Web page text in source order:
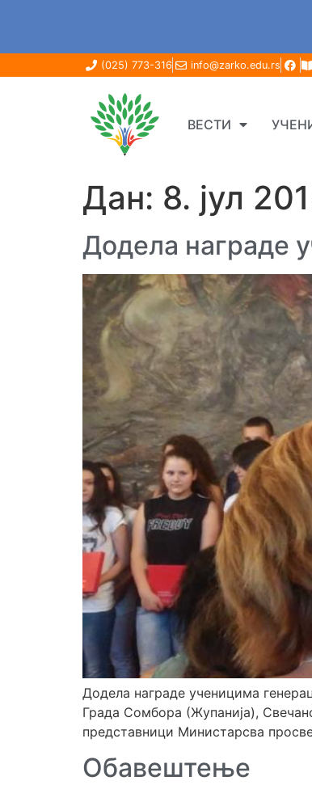
(025) 773-316 info@zarko.edu.rs
ВЕСТИ
Дан: 8. јул
Додела награде
Додела награде ученицима
Града Сомбора (Жупанија),
представници Министарсва
Обавештење